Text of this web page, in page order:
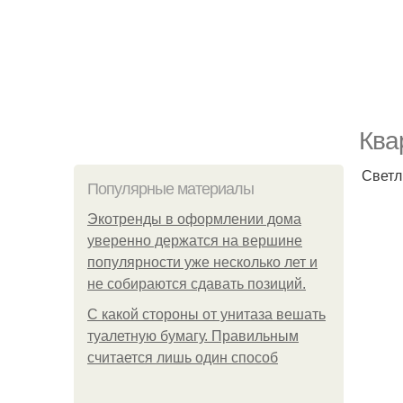
Популярные материалы
Экотренды в оформлении дома
уверенно держатся на вершине
популярности уже несколько лет и
не собираются сдавать позиций.
С какой стороны от унитаза вешать
туалетную бумагу. Правильным
считается лишь один способ